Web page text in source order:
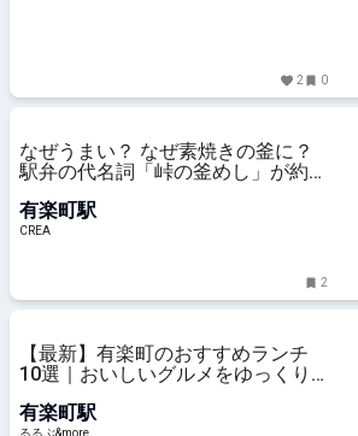
2 0
なぜうまい？ なぜ素焼きの釜に？
駅弁の代名詞「峠の釜めし」が約
などアニメコラボも！】
有楽町駅
CREA
2
【最新】有楽町のおすすめランチ
10選｜おいしいグルメをゆっくり
ゃれデートまで！｜るるぶ&more.
有楽町駅
るるぶ&more.